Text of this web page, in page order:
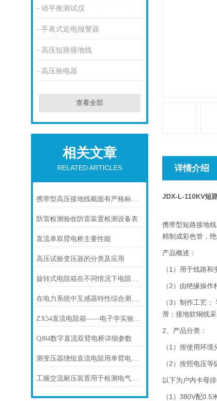
动平衡测试仪
手表式近电报警器
高压短路接地线
高压验电器
查看全部
相关文章
RELATED ARTICLES
携带型高压接地线截面有严格标准和要求
防雷检测验收防雷装置检测设备表
直流单双臂电桥主要性能
高压试验变压器的分类及应用
旋转式电阻箱在不同情况下电阻盘的运用
在电力系统中互感器特性综合测试仪有什么作用？
ZX54直流电阻箱——电子学实验中的工具
QJ84数字直流双臂电桥详细参数
测变压器绕组直流电阻用单臂电桥还是双臂电桥？
工频交流耐压装置用于检测电气设备绝缘性能
详情介绍
JDX-L-110KV短
携带型短路接地
精制成彩色管，
产品概述：
（1）用于线路
（2）由绝缘操
（3）制作工艺
滑；接地软铜线
2、产品分类：
（1）按使用环
（2）按照电压
以下为户内卡母
（1）380V配